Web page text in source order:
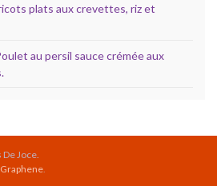
plats aux crevettes, riz et
au persil sauce crémée aux
Joce.